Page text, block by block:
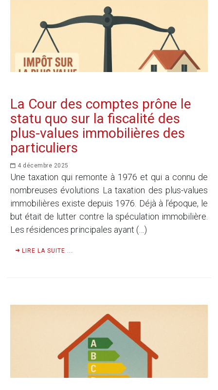
La Cour des comptes prône le
statu quo sur la fiscalité des
plus-values immobilières des
particuliers
4 décembre 2025
Une taxation qui remonte à 1976 et qui a connu de
nombreuses évolutions La taxation des plus-values
immobilières existe depuis 1976. Déjà à l’époque, le
but était de lutter contre la spéculation immobilière.
Les résidences principales ayant (…)
LIRE LA SUITE ...